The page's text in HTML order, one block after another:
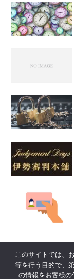
代表挨拶
このサイトでは、
等を行う目的で、
の情報をお客様の